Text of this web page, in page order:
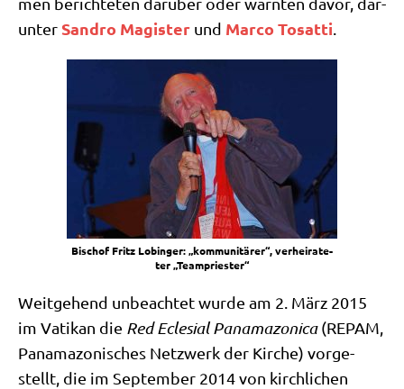
un­ter San­dro Magi­ster und Mar­co Tosat­ti.
Bischof Fritz Lobin­ger: „kom­mu­ni­tä­rer“, ver­hei­ra­te­
ter „Team­prie­ster“
Weit­ge­hend unbe­ach­tet wur­de am 2. März 2015
im Vati­kan die Red Ecle­si­al Pana­ma­zo­ni­ca(REPAM,
Pana­ma­zo­ni­sches Netz­werk der Kir­che) vor­ge­
stellt, die im Sep­tem­ber 2014 von kirch­li­chen